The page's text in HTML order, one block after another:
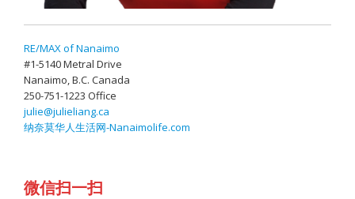
RE/MAX of Nanaimo
#1-5140 Metral Drive
Nanaimo, B.C. Canada
250-751-1223 Office
julie@julieliang.ca
纳奈莫华人生活网-Nanaimolife.com
微信扫一扫